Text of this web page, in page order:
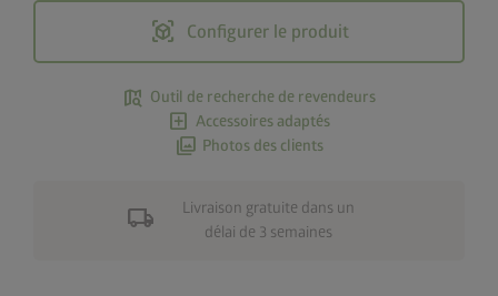
view_in_ar Configurer le produit
map_search Outil de recherche de revendeurs
add_box Accessoires adaptés
photo_library Photos des clients
local_shipping
Livraison gratuite dans un
délai de 3 semaines